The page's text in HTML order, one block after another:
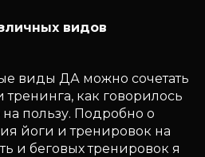
видов
виды ДА можно сочетать
как говорилось
на пользу. Подробно о
йоги и тренировок на
и беговых тренировок я